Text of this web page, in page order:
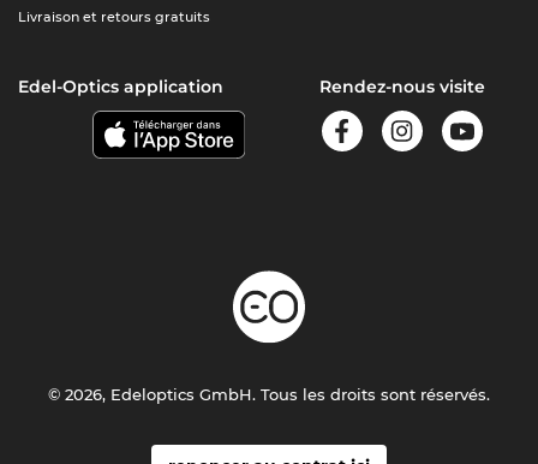
Livraison et retours gratuits
Edel-Optics application Rendez-nous visite
© 2026, Edeloptics GmbH. Tous les droits sont réservés.